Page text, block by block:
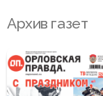
Архив газет